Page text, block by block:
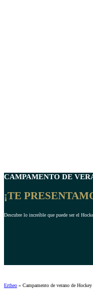
CAMPAMENTO DE
¡TE
Descubre lo increíble que puede ser el
Ertheo » Campamento de verano de Hockey